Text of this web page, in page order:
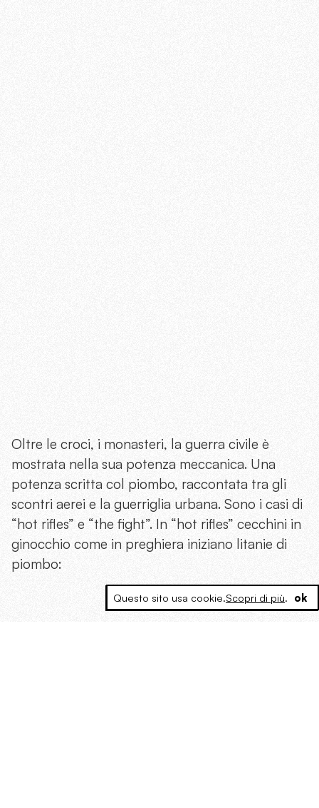
Oltre le croci, i monasteri, la guerra civile è
mostrata nella sua potenza meccanica. Una
potenza scritta col piombo, raccontata tra gli
scontri aerei e la guerriglia urbana. Sono i casi di
“hot rifles” e “the fight”. In “hot rifles” cecchini in
ginocchio come in preghiera iniziano litanie di
piombo:
Questo sito usa cookie.Scopri di più. ok